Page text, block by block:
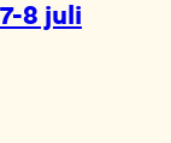
8 juli